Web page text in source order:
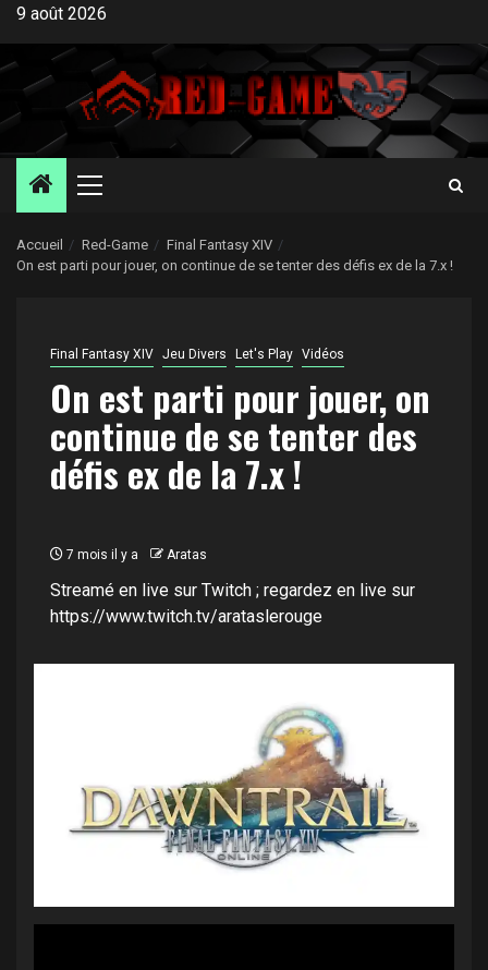
Aller
contenu
9 août 2026
Menu
Accueil Red-Game
Final Fantasy XIV
On est parti pour jouer, on continue de se tenter des défis ex de la 7.x !
Final Fantasy XIV Jeu Divers Let's Play Vidéos
On est parti pour jouer, on
continue de se tenter des
défis ex de la 7.x !
7 mois il y a Aratas
Streamé en live sur Twitch ; regardez en live sur
https://www.twitch.tv/arataslerouge